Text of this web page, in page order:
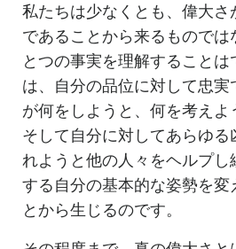
私たちは少なくとも、偉大さ
であることから来るもので
とつの事実を理解することは
は、自分の品位に対して忠実
が何をしようと、何を考えよ
そして自分に対してあらゆる
れようと他の人々をヘルプ
する自分の基本的な姿勢を変
とから生じるのです。